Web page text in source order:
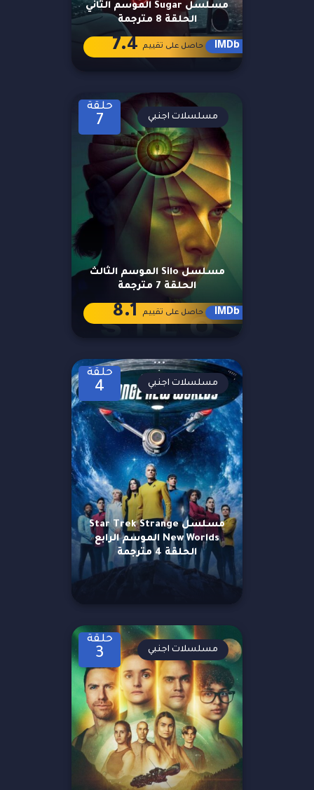
مسلسل Sugar الموسم الثاني
الحلقة 8 مترجمة
IMDb حاصل على تقييم 7.4
حلقة
7
مسلسل Silo الموسم الثالث
الحلقة 7 مترجمة
مسلسلات اجنبي
IMDb حاصل على تقييم 8.1
حلقة
4
مسلسل Star Trek Strange
New Worlds الموسم الرابع
الحلقة 4 مترجمة
مسلسلات اجنبي
حلقة
3 مسلسلات اجنبي